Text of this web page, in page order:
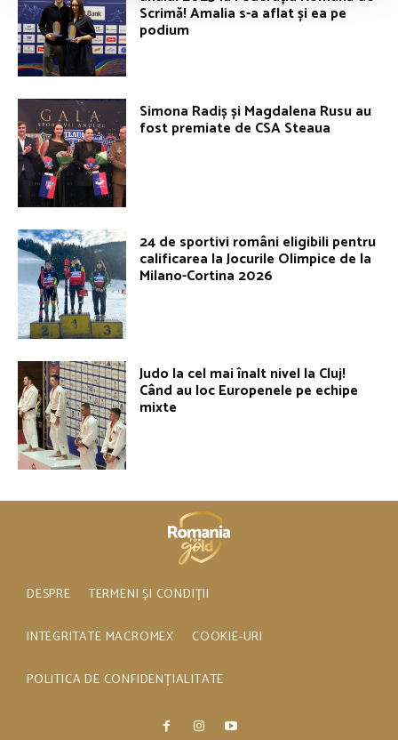
Scrimă! Amalia s-a aflat și ea pe
podium
Simona Radiș și Magdalena Rusu au
fost premiate de CSA Steaua
24 de sportivi români eligibili pentru
calificarea la Jocurile Olimpice de la
Milano-Cortina 2026
Judo la cel mai înalt nivel la Cluj!
Când au loc Europenele pe echipe
mixte
DESPRE TERMENI ȘI CONDIȚII
INTEGRITATE MACROMEX COOKIE-URI
POLITICA DE CONFIDENȚIALITATE